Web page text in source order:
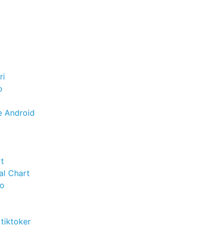
Android
Chart